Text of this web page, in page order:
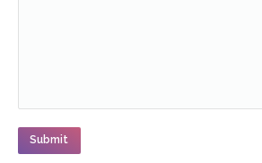
Submit